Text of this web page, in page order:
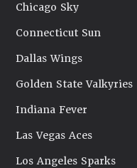
Chicago Sky
Connecticut Sun
Dallas Wings
Golden State Valkyries
Indiana Fever
Las Vegas Aces
Los Angeles Sparks